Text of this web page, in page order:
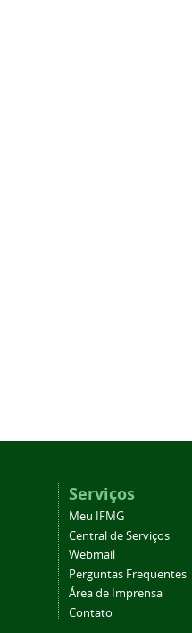
Serviços
Meu IFMG
Central de Serviços
Webmail
Perguntas Frequentes
Área de Imprensa
Contato